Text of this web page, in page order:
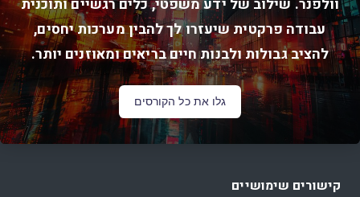
וולפנר. שילוב של ידע משפטי, כלים רגשיים ותוכנית
עבודה פרקטית שיעזרו לך להבין מערכות יחסים,
להציב גבולות ולבנות חיים בריאים ומאוזנים יותר.
גלו את כל הקורסים
קישורים שימושיים